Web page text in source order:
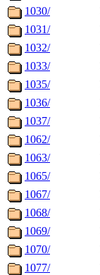
1030/
1031/
1032/
1033/
1035/
1036/
1037/
1062/
1063/
1065/
1067/
1068/
1069/
1070/
1077/